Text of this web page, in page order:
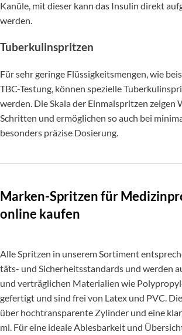
Kanüle, mit dieser kann das Insulin direkt
werden.
Tuberkulinspritzen
Für sehr geringe Flüssigkeitsmengen, wie
TBC-Testung, können spezielle
werden. Die Skala der Einmalspritzen zeigen
Schritten und ermöglichen so auch bei
besonders präzise Dosierung.
Marken-Spritzen für
online kaufen
Alle Sprit­zen in unserem Sortiment
täts- und Sicher­heits­stan­dards und wer­den
und ver­träg­li­chen Mate­ri­a­lien wie
gefer­tigt und sind frei von Latex und PVC.
über hoch­trans­pa­rente Zylin­der und eine
ml. Für eine ide­ale Ables­bar­keit und